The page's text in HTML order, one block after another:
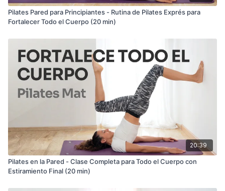
Pilates Pared para Principiantes - Rutina de Pilates Exprés para
Fortalecer Todo el Cuerpo (20 min)
20:39
Pilates en la Pared - Clase Completa para Todo el Cuerpo con
Estiramiento Final (20 min)